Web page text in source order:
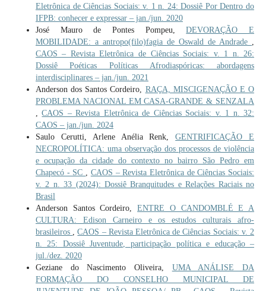
Eletrônica de Ciências Sociais: v. 1 n. 24: Dossiê Por Dentro do
IFPB: conhecer e expressar – jan./jun. 2020
José Mauro de Pontes Pompeu,DEVORAÇÃO E
MOBILIDADE: a antropo(filo)fagia de Oswald de Andrade ,
CAOS – Revista Eletrônica de Ciências Sociais: v. 1 n. 26:
Dossiê Poéticas Políticas Afrodiaspóricas: abordagens
interdisciplinares – jan./jun. 2021
Anderson dos Santos Cordeiro, RAÇA, MISCIGENAÇÃO E O
PROBLEMA NACIONAL EM CASA-GRANDE & SENZALA
,CAOS – Revista Eletrônica de Ciências Sociais: v. 1 n. 32:
CAOS – jan./jun. 2024
Saulo Cerutti, Arlene Anélia Renk,GENTRIFICAÇÃO E
NECROPOLÍTICA: uma observação dos processos de violência
e ocupação da cidade do contexto no bairro São Pedro em
Chapecó - SC , CAOS – Revista Eletrônica de Ciências Sociais:
v. 2 n. 33 (2024): Dossiê Branquitudes e Relações Raciais no
Brasil
Anderson Santos Cordeiro,ENTRE O CANDOMBLÉ E A
CULTURA: Edison Carneiro e os estudos culturais afro-
brasileiros ,CAOS – Revista Eletrônica de Ciências Sociais: v. 2
n. 25: Dossiê Juventude, participação política e educação –
jul./dez. 2020
Geziane do Nascimento Oliveira, UMA ANÁLISE DA
FORMAÇÃO DO CONSELHO MUNICIPAL DE